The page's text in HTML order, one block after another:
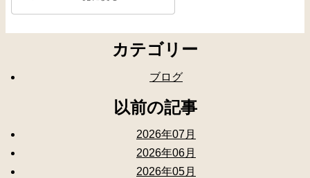
カテゴリー
ブログ
以前の記事
2026年07月
2026年06月
2026年05月